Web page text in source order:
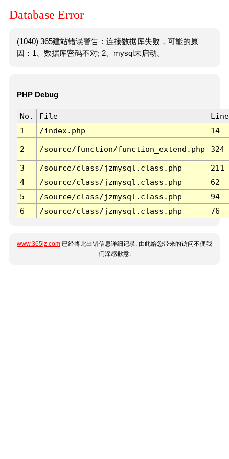
Database Error
(1040) 365建站错误警告：连接数据库失败，可能的原
因：1、数据库密码不对; 2、mysql未启动。
PHP Debug
No. File
Line
1
/index.php 14
2 /source/function/function_extend.php 324
3 /source/class/jzmysql.class.php
211
4
/source/class/jzmysql.class.php
62
5
/source/class/jzmysql.class.php
94
6
/source/class/jzmysql.class.php 76
www.365jz.com 已经将此出错信息详细记录, 由此给您带来的访问不便我
们深感歉意.